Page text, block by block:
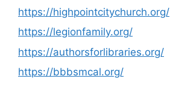
https://highpointcitychurch.org/
https://legionfamily.org/
https://authorsforlibraries.org/
https://bbbsmcal.org/